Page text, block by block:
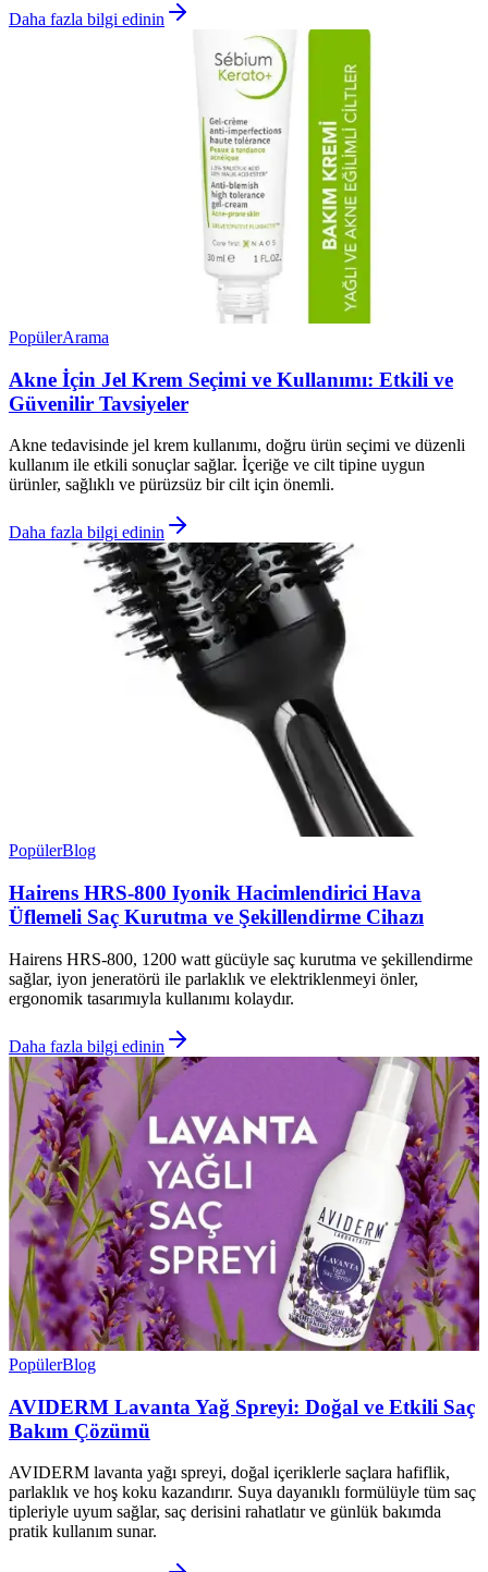
Daha fazla bilgi edinin
PopülerArama
Akne İçin Jel Krem Seçimi ve Kullanımı: Etkili ve
Güvenilir Tavsiyeler
Akne tedavisinde jel krem kullanımı, doğru ürün seçimi ve düzenli
kullanım ile etkili sonuçlar sağlar. İçeriğe ve cilt tipine uygun
ürünler, sağlıklı ve pürüzsüz bir cilt için önemli.
Daha fazla bilgi edinin
PopülerBlog
Hairens HRS-800 Iyonik Hacimlendirici Hava
Üflemeli Saç Kurutma ve Şekillendirme Cihazı
Hairens HRS-800, 1200 watt gücüyle saç kurutma ve şekillendirme
sağlar, iyon jeneratörü ile parlaklık ve elektriklenmeyi önler,
ergonomik tasarımıyla kullanımı kolaydır.
Daha fazla bilgi edinin
PopülerBlog
AVIDERM Lavanta Yağ Spreyi: Doğal ve Etkili Saç
Bakım Çözümü
AVIDERM lavanta yağı spreyi, doğal içeriklerle saçlara hafiflik,
parlaklık ve hoş koku kazandırır. Suya dayanıklı formülüyle tüm saç
tipleriyle uyum sağlar, saç derisini rahatlatır ve günlük bakımda
pratik kullanım sunar.